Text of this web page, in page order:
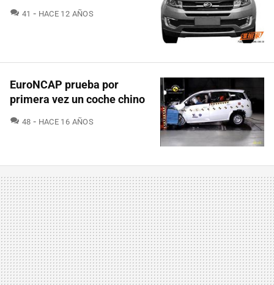
41 COMENTARIOS
HACE 12 AÑOS
EuroNCAP prueba por
primera vez un coche chino
48 COMENTARIOS
HACE 16 AÑOS